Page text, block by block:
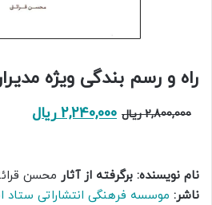
راه و رسم بندگی ویژه
2,800,000 ریال قیمت
بود.
2,240,000 ریال
نام نویسنده: برگرفته از آثار محسن
ناشر: موسسه فرهنگی انتشاراتی ستاد